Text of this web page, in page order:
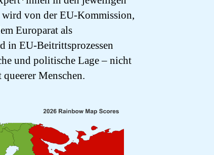
von der EU-Kommission,
Europarat als
in EU-Beitrittsprozessen
und politische Lage – nicht
Menschen.